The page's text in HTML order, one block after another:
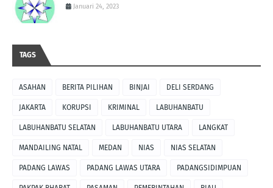
Januari 24, 2023
TAGS
ASAHAN BERITA PILIHAN BINJAI DELI SERDANG
JAKARTA KORUPSI KRIMINAL LABUHANBATU
LABUHANBATU SELATAN LABUHANBATU UTARA LANGKAT
MANDAILING NATAL MEDAN NIAS NIAS SELATAN
PADANG LAWAS PADANG LAWAS UTARA PADANGSIDIMPUAN